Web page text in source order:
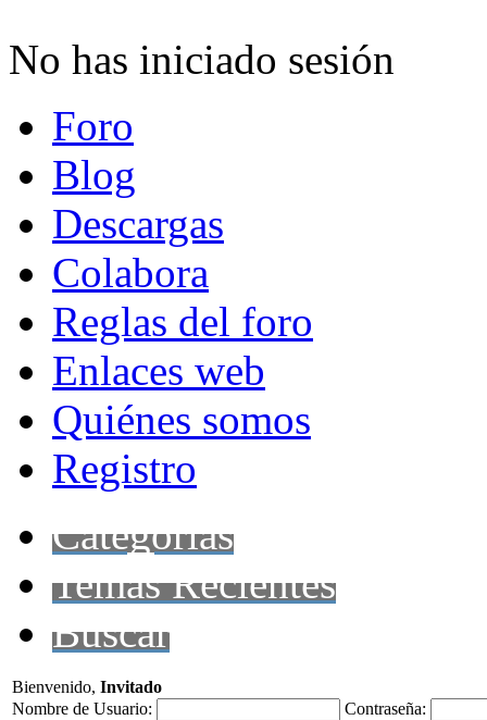
No has iniciado sesión
Foro
Blog
Descargas
Colabora
Reglas del foro
Enlaces web
Quiénes somos
Registro
Categorías
Temas Recientes
Buscar
Bienvenido, Invitado
Nombre de Usuario:
Contraseña: